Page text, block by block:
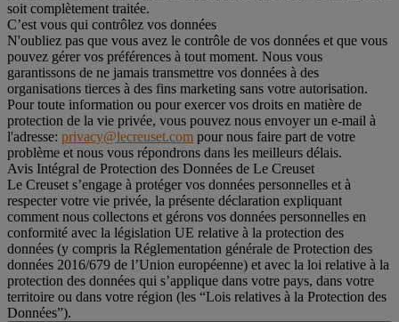
soit complètement traitée.
C’est vous qui contrôlez vos données
N'oubliez pas que vous avez le contrôle de vos données et que vous
pouvez gérer vos préférences à tout moment. Nous vous
garantissons de ne jamais transmettre vos données à des
organisations tierces à des fins marketing sans votre autorisation.
Pour toute information ou pour exercer vos droits en matière de
protection de la vie privée, vous pouvez nous envoyer un e-mail à
l'adresse: privacy@lecreuset.com pour nous faire part de votre
problème et nous vous répondrons dans les meilleurs délais.
Avis Intégral de Protection des Données de Le Creuset
Le Creuset s’engage à protéger vos données personnelles et à
respecter votre vie privée, la présente déclaration expliquant
comment nous collectons et gérons vos données personnelles en
conformité avec la législation UE relative à la protection des
données (y compris la Réglementation générale de Protection des
données 2016/679 de l’Union européenne) et avec la loi relative à la
protection des données qui s’applique dans votre pays, dans votre
territoire ou dans votre région (les “Lois relatives à la Protection des
Données”).